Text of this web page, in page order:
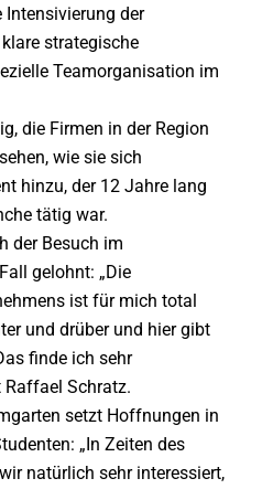
Intensivierung der
strategische
Teamorganisation im
die Firmen in der Region
wie sie sich
hinzu, der 12 Jahre lang
tätig war.
der Besuch im
gelohnt: „Die
ist für mich total
und drüber und hier gibt
finde ich sehr
Raffael Schratz.
setzt Hoffnungen in
„In Zeiten des
natürlich sehr interessiert,